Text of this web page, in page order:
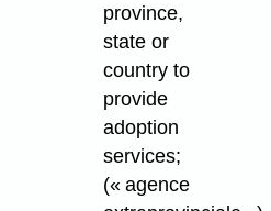
province,
state or
country to
provide
adoption
services;
(« agence